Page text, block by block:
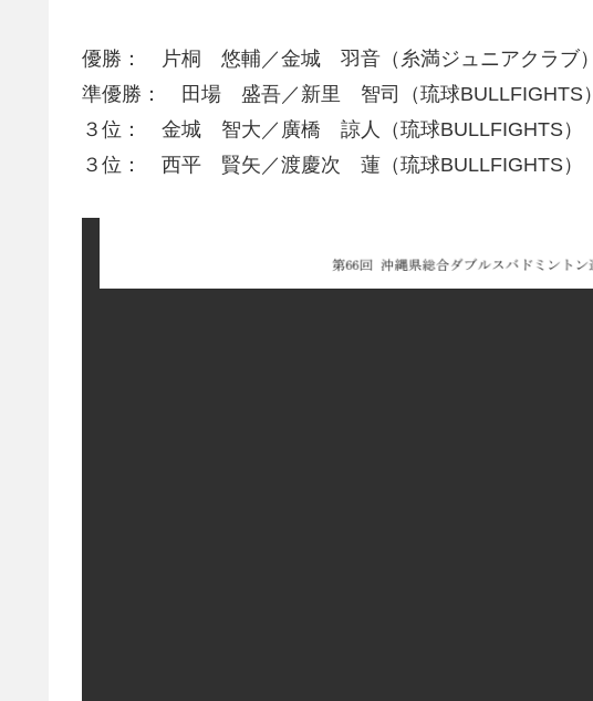
優勝： 片桐 悠輔／金城 羽音（糸満ジュニアクラブ）
準優勝： 田場 盛吾／新里 智司（琉球BULLFIGHTS）
３位： 金城 智大／廣橋 諒人（琉球BULLFIGHTS）
３位： 西平 賢矢／渡慶次 蓮（琉球BULLFIGHTS）